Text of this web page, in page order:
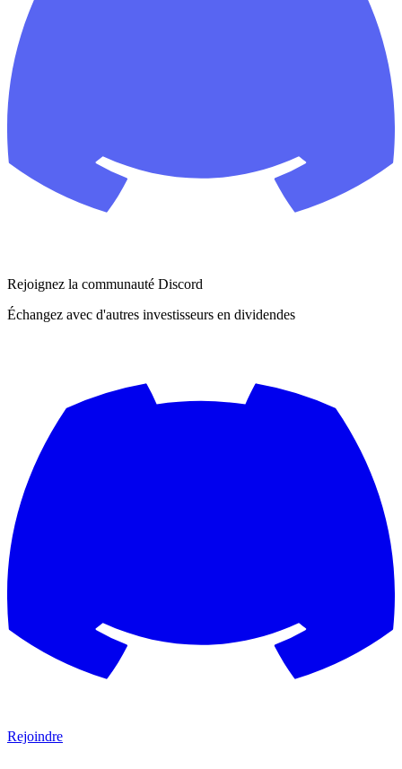
Rejoignez la communauté Discord
Échangez avec d'autres investisseurs en dividendes
Rejoindre